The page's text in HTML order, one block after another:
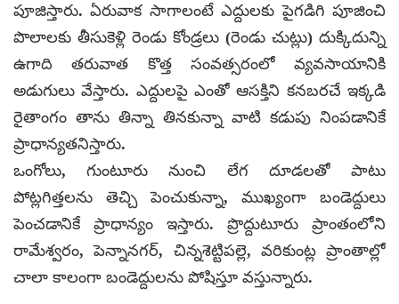
పూజిస్తారు. ఏరువాక సాగాలంటే ఎద్దులకు పైగడిగి పూజించి
పొలాలకు తీసుకెళ్లి రెండు కోండ్రలు (రెండు చుట్లు) దుక్కిదున్ని
ఉగాది తరువాత కొత్త సంవత్సరంలో వ్యవసాయానికి
అడుగులు వేస్తారు. ఎద్దులపై ఎంతో ఆసక్తిని కనబరచే ఇక్కడి
రైతాంగం తాను తిన్నా తినకున్నా వాటి కడుపు నింపడానికే
ప్రాధాన్యతనిస్తారు.
ఒంగోలు, గుంటూరు నుంచి లేగ దూడలతో పాటు
పోట్లగిత్తలను తెచ్చి పెంచుకున్నా, ముఖ్యంగా బండెద్దులు
పెంచడానికే ప్రాధాన్యం ఇస్తారు. ప్రొద్దుటూరు ప్రాంతంలోని
రామేశ్వరం, పెన్నానగర్, చిన్నశెట్టిపల్లె, వరికుంట్ల ప్రాంతాల్లో
చాలా కాలంగా బండెద్దులను పోషిస్తూ వస్తున్నారు.